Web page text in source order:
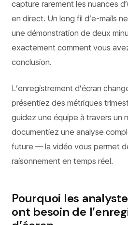
capture rarement les nuances
en direct. Un long fil d’e-mails
une démonstration de deux
exactement comment vous
conclusion.
L’enregistrement d’écran
présentiez des métriques
guidez une équipe à travers un
documentiez une analyse
future — la vidéo vous permet
raisonnement en temps réel.
Pourquoi les
ont besoin de